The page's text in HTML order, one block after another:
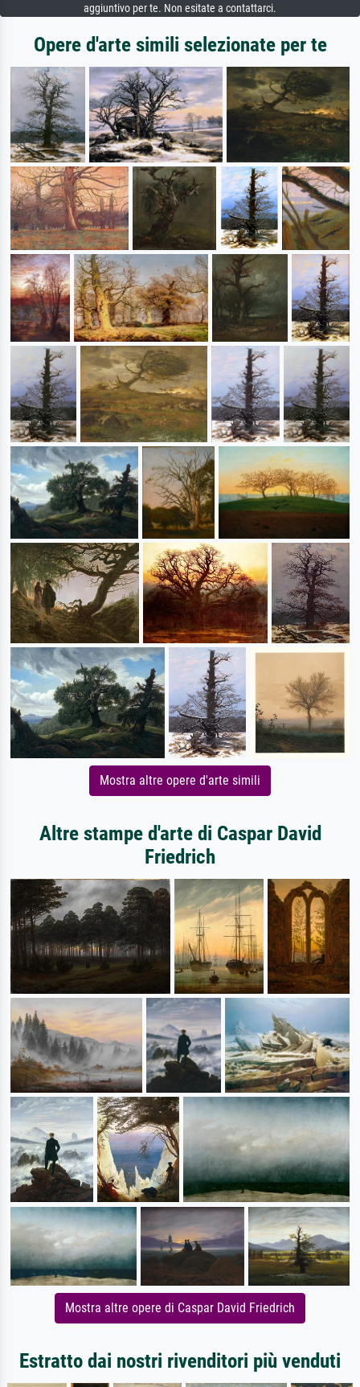
aggiuntivo per te. Non esitate a contattarci.
Opere d'arte simili selezionate per te
Mostra altre opere d'arte simili
Altre stampe d'arte di Caspar David
Friedrich
Mostra altre opere di Caspar David Friedrich
Estratto dai nostri rivenditori più venduti